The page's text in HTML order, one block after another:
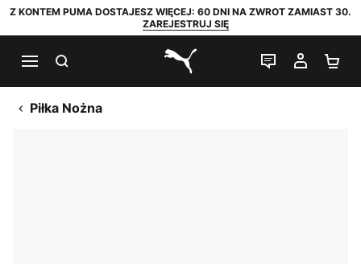
Z KONTEM PUMA DOSTAJESZ WIĘCEJ: 60 DNI NA ZWROT ZAMIAST 30.
ZAREJESTRUJ SIĘ
PUMA.com
CZAT NA
MOJE
Piłka Nożna